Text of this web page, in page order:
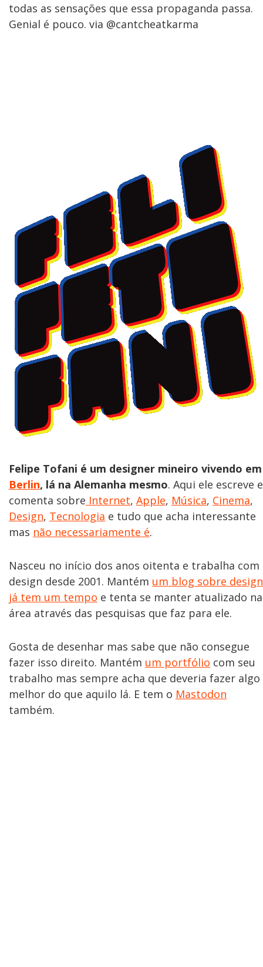
todas as sensações que essa propaganda passa.
Genial é pouco. via @cantcheatkarma
Felipe Tofani é um designer mineiro vivendo em
Berlin, lá na Alemanha mesmo. Aqui ele escreve e
comenta sobre Internet, Apple, Música, Cinema,
Design, Tecnologia e tudo que acha interessante
mas não necessariamente é.
Nasceu no início dos anos oitenta e trabalha com
design desde 2001. Mantém um blog sobre design
já tem um tempo e tenta se manter atualizado na
área através das pesquisas que faz para ele.
Gosta de desenhar mas sabe que não consegue
fazer isso direito. Mantém um portfólio com seu
trabalho mas sempre acha que deveria fazer algo
melhor do que aquilo lá. E tem o Mastodon
também.